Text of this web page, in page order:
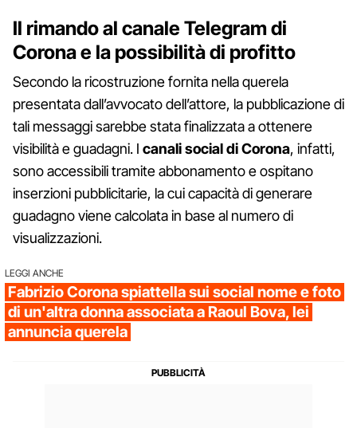
Il rimando al canale Telegram di
Corona e la possibilità di profitto
Secondo la ricostruzione fornita nella querela
presentata dall’avvocato dell’attore, la pubblicazione di
tali messaggi sarebbe stata finalizzata a ottenere
visibilità e guadagni. I canali social di Corona, infatti,
sono accessibili tramite abbonamento e ospitano
inserzioni pubblicitarie, la cui capacità di generare
guadagno viene calcolata in base al numero di
visualizzazioni.
LEGGI ANCHE
Fabrizio Corona spiattella sui social nome e foto
di un'altra donna associata a Raoul Bova, lei
annuncia querela